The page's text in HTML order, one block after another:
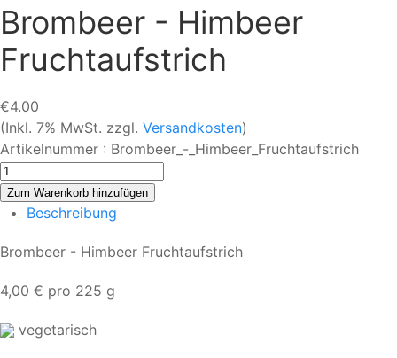
Brombeer - Himbeer
Fruchtaufstrich
€4.00
(Inkl. 7% MwSt. zzgl. Versandkosten)
Artikelnummer : Brombeer_-_Himbeer_Fruchtaufstrich
Beschreibung
Brombeer - Himbeer Fruchtaufstrich
4,00 € pro 225 g
vegetarisch